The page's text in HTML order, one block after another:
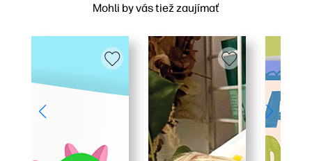
Mohli by vás tiež zaujímať